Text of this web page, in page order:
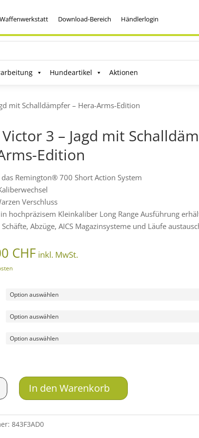
Waffenwerkstatt Download-Bereich Händlerlogin
Hundeartikel Aktionen
mit Schalldämpfer – Hera-Arms-Edition
3 – Jagd mit
Edition
das Remington® 700 Short Action System
Verschluss
in hochpräzisem Kleinkaliber Long Range Ausführung
Abzüge, AICS Magazinsysteme und Läufe
CHF inkl. MwSt.
In den Warenkorb
843F3AD0